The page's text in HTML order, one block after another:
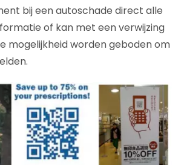
bij een autoschade direct alle
of kan met een verwijzing
mogelijkheid worden geboden om